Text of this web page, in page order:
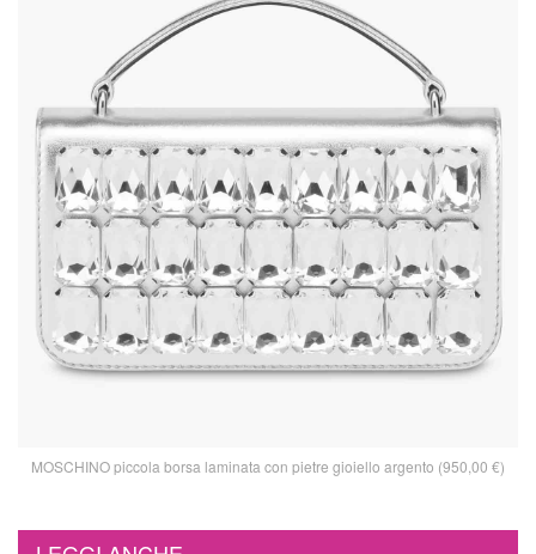
MOSCHINO piccola borsa laminata con pietre gioiello argento (950,00 €)